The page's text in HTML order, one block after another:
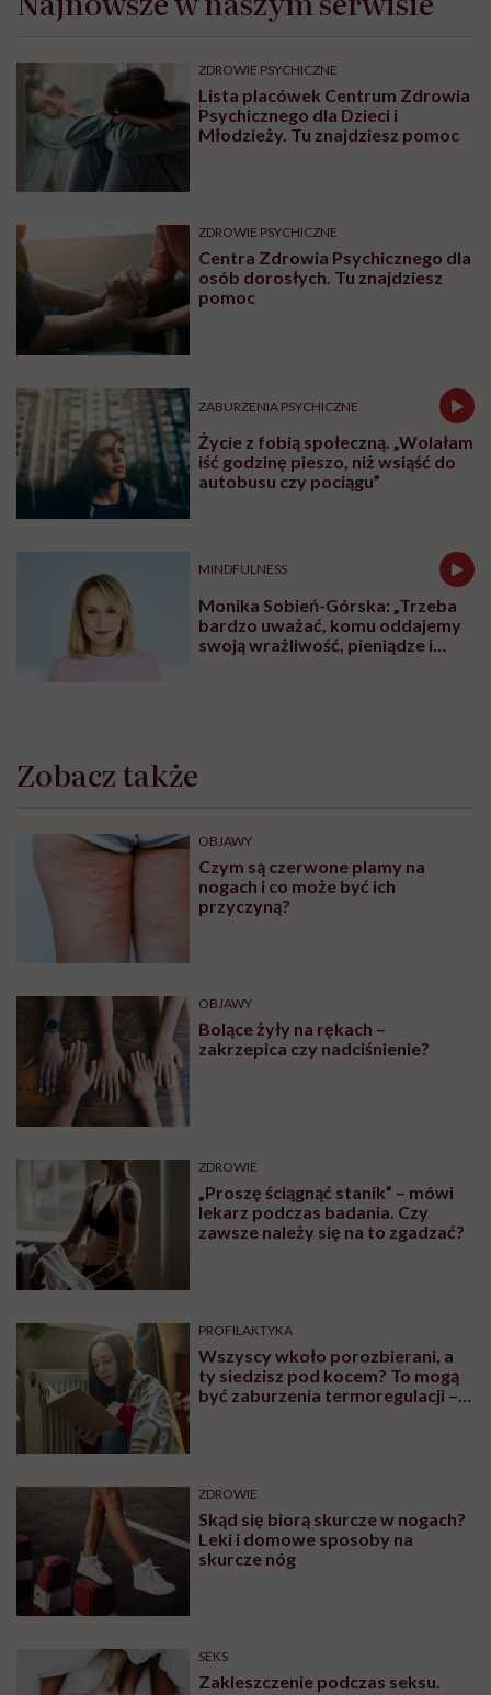
ZDROWIE PSYCHICZNE
Lista placówek Centrum Zdrowia
Psychicznego dla Dzieci i
Młodzieży. Tu znajdziesz pomoc
ZDROWIE PSYCHICZNE
Centra Zdrowia Psychicznego dla
osób dorosłych. Tu znajdziesz
pomoc
ZABURZENIA PSYCHICZNE
Życie z fobią społeczną. „Wolałam
iść godzinę pieszo, niż wsiąść do
autobusu czy pociągu”
MINDFULNESS
Monika Sobień-Górska: „Trzeba
bardzo uważać, komu oddajemy
swoją wrażliwość, pieniądze i
Zobacz także
OBJAWY
Czym są czerwone plamy na
nogach i co może być ich
przyczyną?
OBJAWY
Bolące żyły na rękach –
zakrzepica czy nadciśnienie?
ZDROWIE
„Proszę ściągnąć stanik” – mówi
lekarz podczas badania. Czy
zawsze należy się na to zgadzać?
PROFILAKTYKA
Wszyscy wkoło porozbierani, a
ty siedzisz pod kocem? To mogą
być zaburzenia termoregulacji –
ZDROWIE
Skąd się biorą skurcze w nogach?
Leki i domowe sposoby na
skurcze nóg
SEKS
Zakleszczenie podczas seksu.